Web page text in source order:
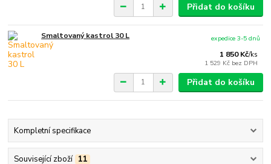
Přidat do košíku
Smaltovaný kastrol 30 L
1 850 Kč/ks
1 529 Kč bez DPH
expedice 3-5 dnů
Přidat do košíku
Kompletní specifikace
Související zboží 11